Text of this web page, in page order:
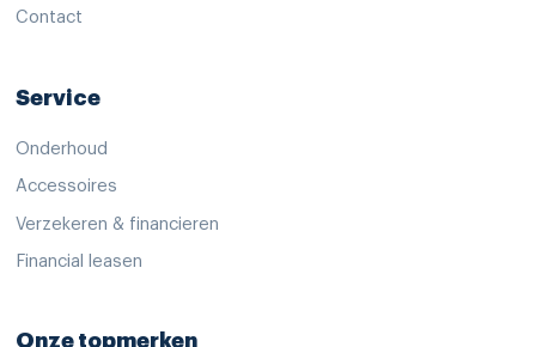
rondomzicht camera
verkeersbord detectie
vermoeidheids herkenning
vervolgbotsing preventie
Contact
Service
Onderhoud
Accessoires
Verzekeren & financieren
Financial leasen
Onze topmerken